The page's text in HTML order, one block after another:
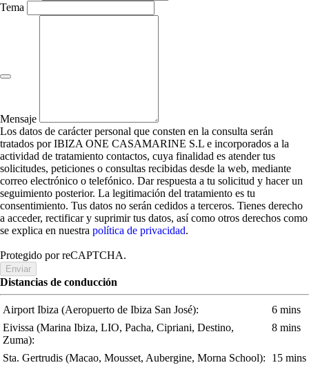
Tema
Mensaje
Los datos de carácter personal que consten en la consulta serán
tratados por IBIZA ONE CASAMARINE S.L e incorporados a la
actividad de tratamiento contactos, cuya finalidad es atender tus
solicitudes, peticiones o consultas recibidas desde la web, mediante
correo electrónico o telefónico. Dar respuesta a tu solicitud y hacer un
seguimiento posterior. La legitimación del tratamiento es tu
consentimiento. Tus datos no serán cedidos a terceros. Tienes derecho
a acceder, rectificar y suprimir tus datos, así como otros derechos como
se explica en nuestra política de privacidad.
Protegido por reCAPTCHA.
Enviar
Distancias de conducción
Airport Ibiza (Aeropuerto de Ibiza San José):
6 mins
Eivissa (Marina Ibiza, LIO, Pacha, Cipriani, Destino,
Zuma):
8 mins
Sta. Gertrudis (Macao, Mousset, Aubergine, Morna School):
15 mins